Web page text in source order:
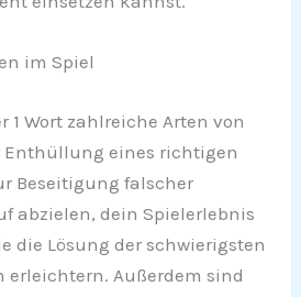
im Spiel
1 Wort zahlreiche Arten von
Enthüllung eines richtigen
Beseitigung falscher
abzielen, dein Spielerlebnis
die Lösung der schwierigsten
erleichtern. Außerdem sind